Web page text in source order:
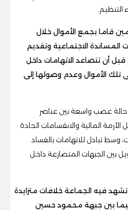
التنظيم.
قاما بجمع الأموال خلال
المساندة الاجتماعية وتقديم
قبل أن تتصاعد الاتهامات داخل
تلك الأموال وعدم وصولها إلى
حالة غضب واسعة بين عناصر
المالية والانقسامات الحادة
وسط تبادل للاتهامات بالفساد
بين الجبهات المتصارعة داخل
فيه الجماعة خلافات متزايدة
بين جبهة محمود حسين